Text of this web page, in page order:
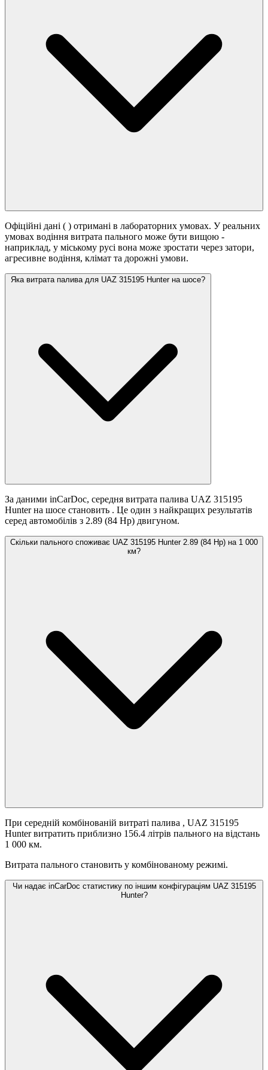
Офіційні дані ( ) отримані в лабораторних умовах. У реальних
умовах водіння витрата пального може бути вищою -
наприклад, у міському русі вона може зростати через затори,
агресивне водіння, клімат та дорожні умови.
Яка витрата палива для UAZ 315195 Hunter на шосе?
За даними inCarDoc, середня витрата палива UAZ 315195
Hunter на шосе становить . Це один з найкращих результатів
серед автомобілів з 2.89 (84 Hp) двигуном.
Скільки пального споживає UAZ 315195 Hunter 2.89 (84 Hp) на 1 000
км?
При середній комбінованій витраті палива , UAZ 315195
Hunter витратить приблизно 156.4 літрів пального на відстань
1 000 км.
Витрата пального становить у комбінованому режимі.
Чи надає inCarDoc статистику по іншим конфігураціям UAZ 315195
Hunter?